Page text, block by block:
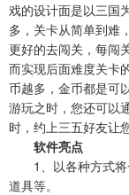
戏的设计面是以三国
多，关卡从简单到难
更好的去闯关，每闯
而实现后面难度关卡
币越多，金币都是可
游玩之时，您还可以
时，约上三五好友让
软件亮点
1、以各种方式将
道具等。